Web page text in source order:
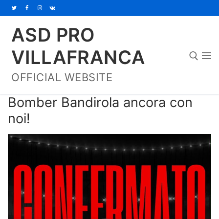
al
contenuto
ASD PRO
VILLAFRANCA
OFFICIAL WEBSITE
Home
Bomber Bandirola ancora con
noi!